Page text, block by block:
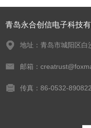
青岛永合创信电子科技
地址：青岛市城阳区白
邮箱：
传真：86-0532-